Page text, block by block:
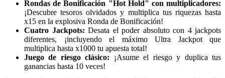
Rondas de Bonificación "Hot Hold" con multiplicadores:
¡Descubre tesoros olvidados y multiplica tus riquezas hasta
x15 en la explosiva Ronda de Bonificación!
Cuatro Jackpots: Desata el poder absoluto con 4 jackpots
diferentes, ¡incluyendo el máximo Ultra Jackpot que
multiplica hasta x1000 tu apuesta total!
Juego de riesgo clásico: ¡Asume el riesgo y duplica tus
ganancias hasta 10 veces!